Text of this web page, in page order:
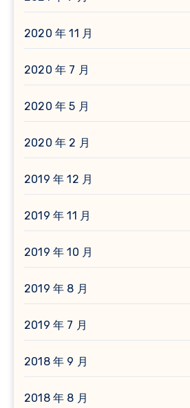
2020 年 11 月
2020 年 7 月
2020 年 5 月
2020 年 2 月
2019 年 12 月
2019 年 11 月
2019 年 10 月
2019 年 8 月
2019 年 7 月
2018 年 9 月
2018 年 8 月